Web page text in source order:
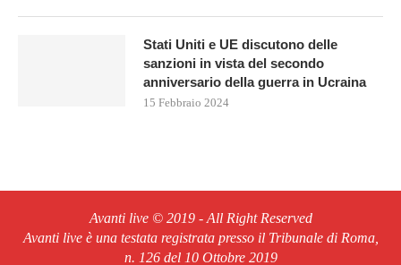
Stati Uniti e UE discutono delle
sanzioni in vista del secondo
anniversario della guerra in Ucraina
15 Febbraio 2024
Avanti live © 2019 - All Right Reserved
Avanti live è una testata registrata presso il Tribunale di Roma,
n. 126 del 10 Ottobre 2019